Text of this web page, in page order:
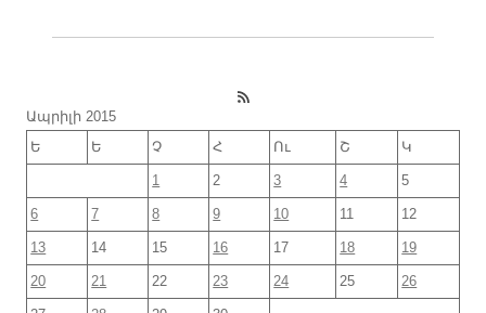
RSS Feed
Ապրիլի 2015
Ե
Ե Չ Հ Ու Շ Կ
1 2 3 4 5
6 7 8 9 10 11 12
13 14 15 16 17 18 19
20 21 22 23 24 25 26